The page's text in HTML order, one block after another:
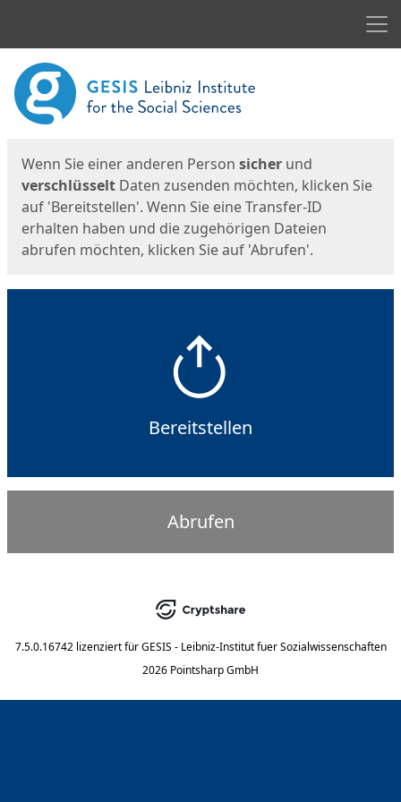
Start
Wenn Sie einer anderen Person sicher und
verschlüsselt Daten zusenden möchten, klicken Sie
auf 'Bereitstellen'. Wenn Sie eine Transfer-ID
erhalten haben und die zugehörigen Dateien
abrufen möchten, klicken Sie auf 'Abrufen'.
Bereitstellen
Abrufen
7.5.0.16742 lizenziert für GESIS - Leibniz-Institut fuer Sozialwissenschaften
2026 Pointsharp GmbH